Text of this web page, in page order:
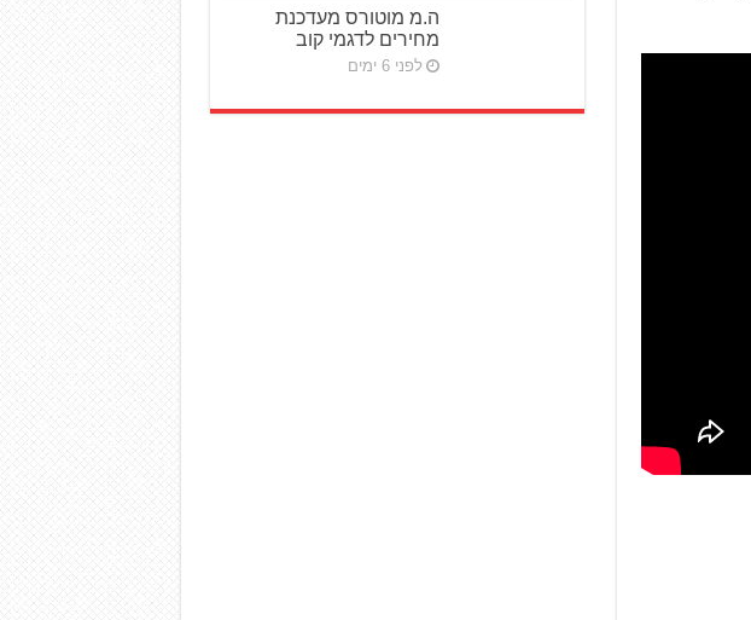
ה.מ מוטורס מעדכנת
מחירים לדגמי קוב
לפני 6 ימים